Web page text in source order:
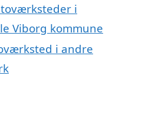
i
Viborg kommune
i andre